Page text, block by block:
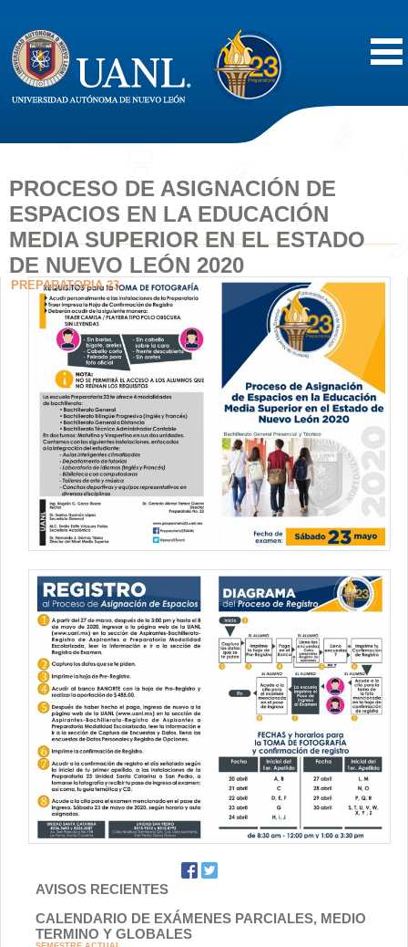
Acerca de
Oferta Educativa
Vida Estudiantil
Servicios
Difusión
Contacto
PROCESO DE ASIGNACIÓN DE
ESPACIOS EN LA EDUCACIÓN
MEDIA SUPERIOR EN EL ESTADO
DE NUEVO LEÓN 2020
PREPARATORIA 23
AVISOS RECIENTES
CALENDARIO DE EXÁMENES PARCIALES, MEDIO
TERMINO Y GLOBALES